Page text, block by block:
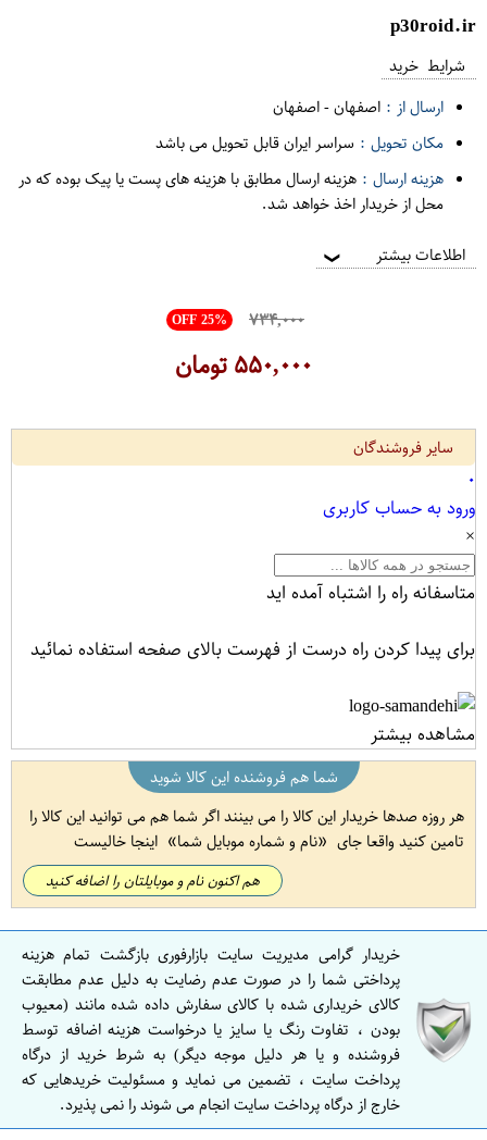
p30roid.ir
شرایط خرید
ارسال از : اصفهان-اصفهان
مکان تحویل : سراسر ایران قابل تحویل می باشد
هزینه ارسال : هزینه ارسال مطابق با هزینه های پست یا پیک بوده که در
محل از خریدار اخذ خواهد شد.
اطلاعات بیشتر ❯
OFF 25% ۷۳۴,۰۰۰
۵۵۰,۰۰۰تومان
سایر فروشندگان
۰
ورود به حساب کاربری
×
متاسفانه راه را اشتباه آمده اید
برای پیدا کردن راه درست از فهرست بالای صفحه استفاده نمائید
مشاهده بیشتر
شما هم فروشنده این کالا شوید
هر روزه صدها خریدار این کالا را می بینند اگر شما هم می توانید این کالا را
تامین کنید واقعا جای
نام و شماره موبایل شما اینجا خالیست
هم اکنون نام و موبایلتان را اضافه کنید
خریدار گرامی مدیریت سایت بازارفوری بازگشت تمام هزینه
پرداختی شما را در صورت عدم رضایت به دلیل عدم مطابقت
کالای خریداری شده با کالای سفارش داده شده مانند (معیوب
بودن ، تفاوت رنگ یا سایز یا درخواست هزینه اضافه توسط
فروشنده و یا هر دلیل موجه دیگر) به شرط خرید از درگاه
پرداخت سایت ، تضمین می نماید و مسئولیت خریدهایی که
خارج از درگاه پرداخت سایت انجام می شوند را نمی پذیرد.